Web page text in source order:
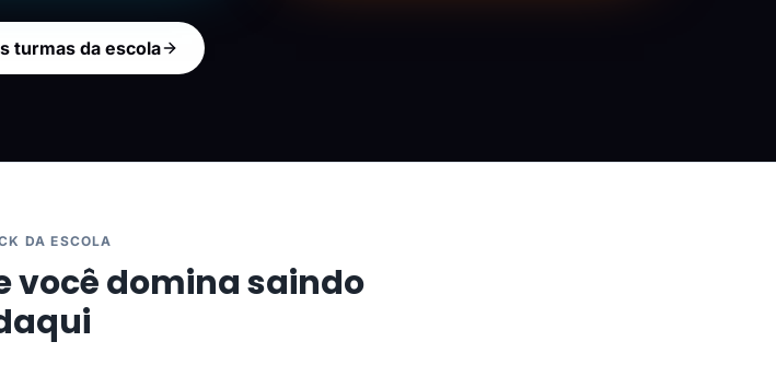
turmas da escola
DA ESCOLA
você domina saindo